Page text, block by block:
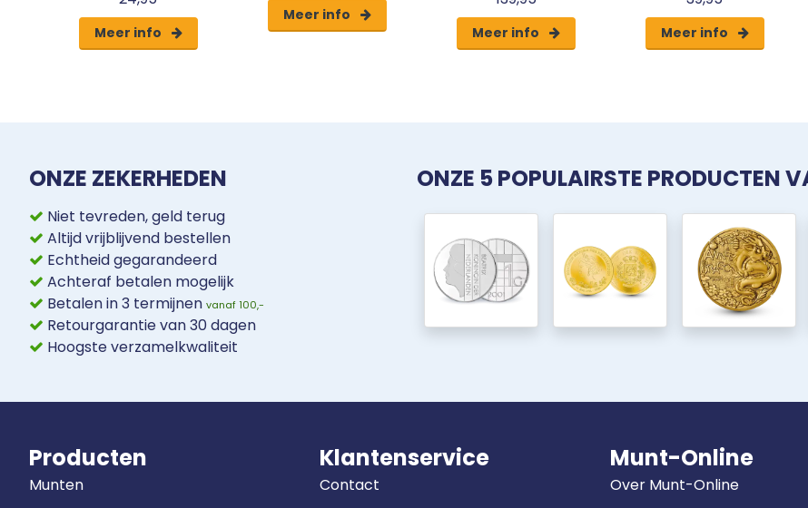
Meer info
Meer info
Meer info Meer info
ONZE ZEKERHEDEN
Niet tevreden, geld terug
Altijd vrijblijvend bestellen
Echtheid gegarandeerd
Achteraf betalen mogelijk
Betalen in 3 termijnen vanaf 100,-
Retourgarantie van 30 dagen
Hoogste verzamelkwaliteit
ONZE 5 POPULAIRSTE PRODUCTEN
Producten
Munten
Klantenservice
Contact
Munt-Online
Over Munt-Online